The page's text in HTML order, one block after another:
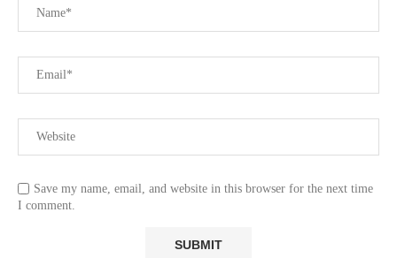
Save my name, email, and website in this browser for the next time
I comment.